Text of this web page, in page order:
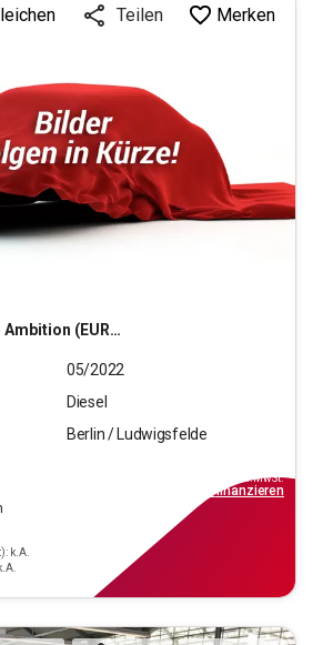
(EURO 6d)
Teilen Merken
05/2022
Diesel
Berlin / Ludwigsfelde
k.A.
inkl.MwSt.
finanzieren